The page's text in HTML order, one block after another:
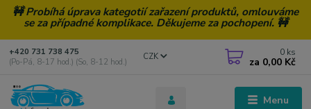
🚧 Probíhá úprava kategotií zařazení produktů, omlouváme
se za případné komplikace. Děkujeme za pochopení. 🚧
Menu
CZK
+420 731 738 475
(Po-Pá, 8-17 hod.) (So, 8-12 hod.)
0 ks
za 0,00 Kč